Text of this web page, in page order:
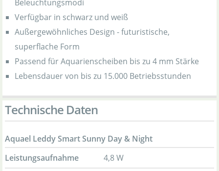
Beleuchtungsmodi
Verfügbar in schwarz und weiß
Außergewöhnliches Design - futuristische,
superflache Form
Passend für Aquarienscheiben bis zu 4 mm Stärke
Lebensdauer von bis zu 15.000 Betriebsstunden
Technische Daten
Aquael Leddy Smart Sunny Day & Night
Leistungsaufnahme
4,8 W